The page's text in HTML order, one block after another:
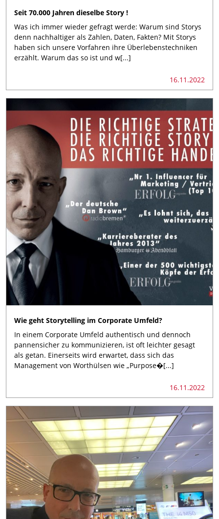
Seit 70.000 Jahren dieselbe Story !
Was ich immer wieder gefragt werde: Warum sind Storys
denn nachhaltiger als Zahlen, Daten, Fakten? Mit Storys
haben sich unsere Vorfahren ihre Überlebenstechniken
erzählt. Warum das so ist und w[...]
16.11.2022
Wie geht Storytelling im Corporate Umfeld?
In einem Corporate Umfeld authentisch und dennoch
pannensicher zu kommunizieren, ist oft leichter gesagt
als getan. Einerseits wird erwartet, dass sich das
Management von Worthülsen wie „Purpose�[...]
16.11.2022